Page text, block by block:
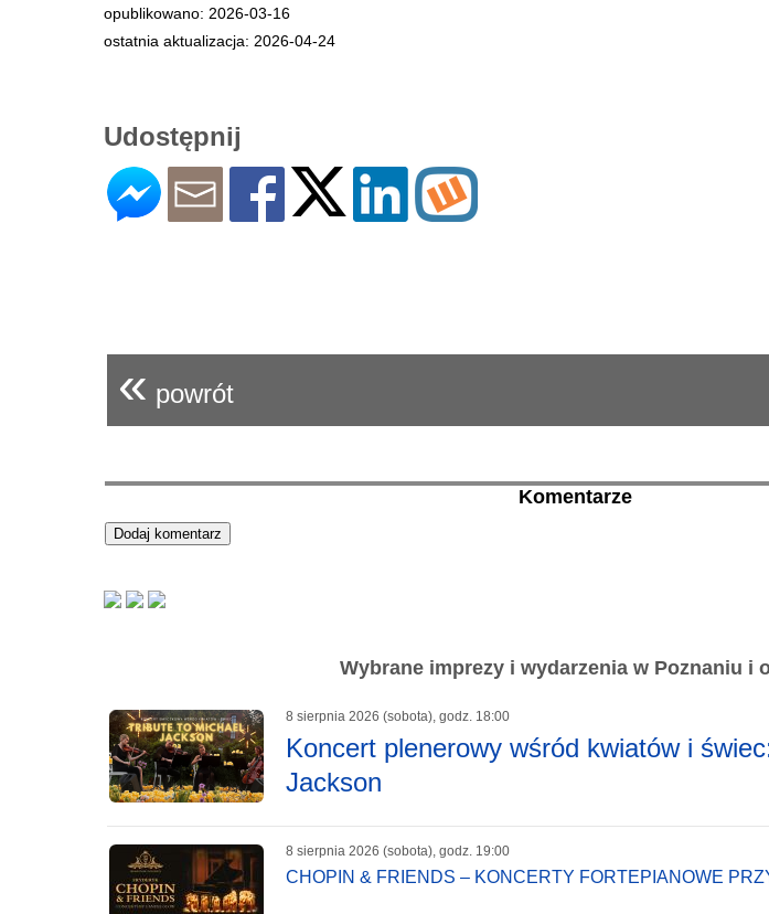
opublikowano: 2026-03-16
ostatnia aktualizacja: 2026-04-24
Udostępnij
« powrót
Komentarze
Wybrane imprezy i wydarzenia w Poznaniu i
8 sierpnia 2026 (sobota), godz. 18:00
Koncert plenerowy wśród kwiatów i
Jackson
8 sierpnia 2026 (sobota), godz. 19:00
CHOPIN & FRIENDS – KONCERTY FORTEPIANOWE